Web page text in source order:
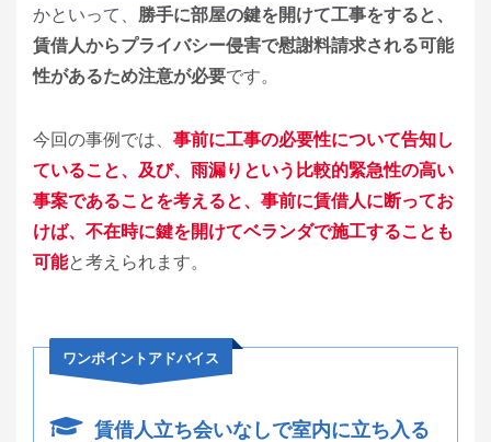
かといって、 勝手に部屋の鍵を開けて工事をすると、
賃借人からプライバシー侵害で慰謝料請求される可能
性があるため注意が必要です。
今回の事例では、 事前に工事の必要性について告知し
ていること、及び、雨漏りという比較的緊急性の高い
事案であることを考えると、事前に賃借人に断ってお
けば、不在時に鍵を開けてベランダで施工することも
可能と考えられます。
ワンポイントアドバイス
賃借人立ち会いなしで室内に立ち入る